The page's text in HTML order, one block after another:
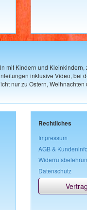
mit Kindern und Kleinkindern,
inklusive Video, bei
nur zu Ostern, Weihnachten
Rechtliches
Impressum
AGB &
Datenschutz